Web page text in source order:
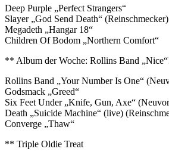
Deep Purple „Perfect Strangers“
Slayer „God Send Death“ (Reinschmecker)
Megadeth „Hangar 18“
Children Of Bodom „Northern Comfort“
** Album der Woche: Rollins Band
Rollins Band „Your Number Is One“
Godsmack „Greed“
Six Feet Under „Knife, Gun, Axe“
Death „Suicide Machine“ (live)
Converge „Thaw“
** Triple Oldie Treat